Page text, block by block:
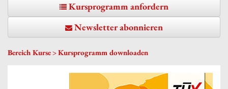
Bereich Kurse Kursprogramm downloaden
Kursprogramm anfordern
Newsletter abonnieren